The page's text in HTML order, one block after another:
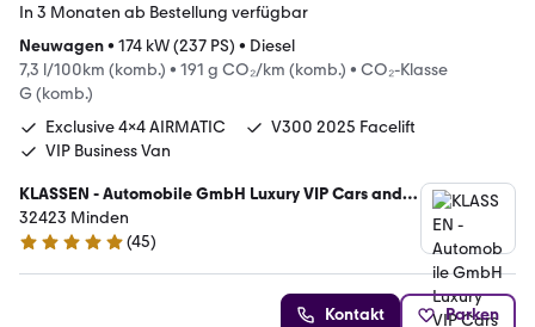
In 3 Monaten ab Bestellung verfügbar
Neuwagen• 174 kW (237 PS) • Diesel
7,3 l/100km (komb.) • 191 g CO₂/km (komb.) • CO₂-Klasse
G (komb.)
Exclusive 4x4 AIRMATIC
V300 2025 Facelift
VIP Business Van
KLASSEN - Automobile GmbH Luxury VIP Cars and
Vans
32423 Minden
5 Sterne
(45)
Kontakt Parken